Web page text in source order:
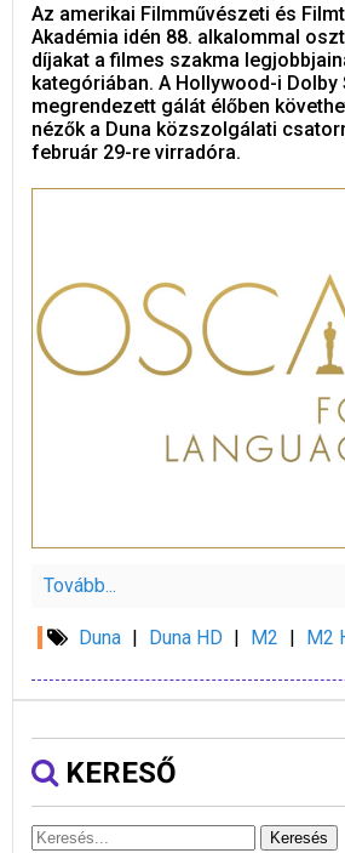
Az amerikai Filmművészeti és
Akadémia idén 88. alkalommal
díjakat a filmes szakma
kategóriában. A Hollywood-i Dolby
megrendezett gálát élőben
nézők a Duna közszolgálati
február 29-re virradóra.
Tovább...
Duna | Duna HD | M2 | M2
KERESŐ
Keresés